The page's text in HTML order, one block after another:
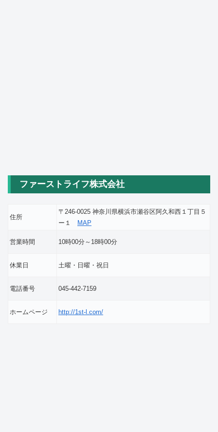
ファーストライフ株式会社
住所
〒246-0025 神奈川県横浜市瀬谷区阿久和西１丁目５
ー１
MAP
営業時間 10時00分～18時00分
休業日 土曜・日曜・祝日
電話番号 045-442-7159
ホームページ http://1st-l.com/